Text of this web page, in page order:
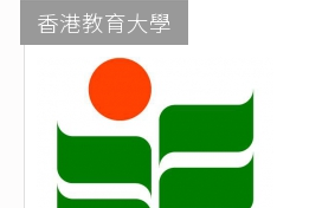
香港教育大學